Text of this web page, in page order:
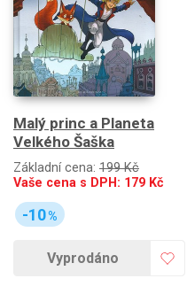
Malý princ a Planeta
Velkého Šaška
Základní cena: 199 Kč
Vaše cena s DPH: 179 Kč
-10%
Vyprodáno